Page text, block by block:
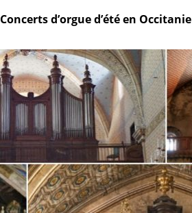
Concerts d’orgue d’été en Occitanie